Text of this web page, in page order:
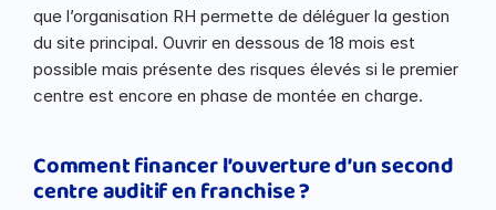
que l’organisation RH permette de déléguer la gestion
du site principal. Ouvrir en dessous de 18 mois est
possible mais présente des risques élevés si le premier
centre est encore en phase de montée en charge.
Comment financer l’ouverture d’un second
centre auditif en franchise ?